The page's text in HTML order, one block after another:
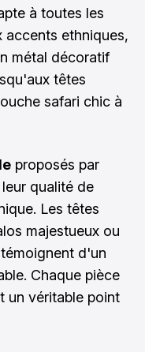
à toutes les
accents ethniques,
métal décoratif
têtes
safari chic à
proposés par
qualité de
Les têtes
majestueux ou
d'un
Chaque pièce
un véritable point